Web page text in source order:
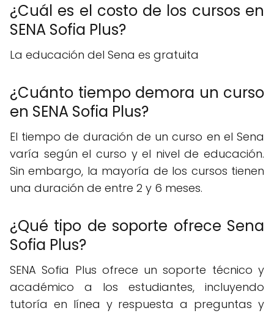
¿Cuál es el costo de los cursos en
SENA Sofia Plus?
La educación del Sena es gratuita
¿Cuánto tiempo demora un curso
en SENA Sofia Plus?
El tiempo de duración de un curso en el Sena
varía según el curso y el nivel de educación.
Sin embargo, la mayoría de los cursos tienen
una duración de entre 2 y 6 meses.
¿Qué tipo de soporte ofrece Sena
Sofia Plus?
SENA Sofia Plus ofrece un soporte técnico y
académico a los estudiantes, incluyendo
tutoría en línea y respuesta a preguntas y